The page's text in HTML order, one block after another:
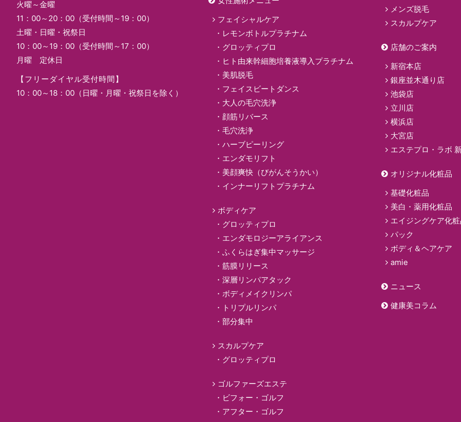
火曜～金曜
11：00～20：00（受付時間～19：00）
土曜・日曜・祝祭日
10：00～19：00（受付時間～17：00）
月曜 定休日
【フリーダイヤル受付時間】
10：00～18：00（日曜・月曜・祝祭日を除く）
フェイシャルケア
レモンボトルプラチナム
グロッティプロ
ヒト由来幹細胞培養液導入プラチナム
美肌脱毛
フェイスビートダンス
大人の毛穴洗浄
顔筋リバース
毛穴洗浄
ハーブピーリング
エンダモリフト
美顔爽快（びがんそうかい）
インナーリフトプラチナム
ボディケア
グロッティプロ
エンダモロジーアライアンス
ふくらはぎ集中マッサージ
筋膜リリース
深層リンパアタック
ボディメイクリンパ
トリプルリンパ
部分集中
スカルプケア
グロッティプロ
ゴルファーズエステ
ビフォー・ゴルフ
アフター・ゴルフ
メンズ脱毛
スカルプケア
店舗のご案内
新宿本店
銀座並木通り店
池袋店
立川店
横浜店
大宮店
エステプロ・ラボ
オリジナル化粧品
基礎化粧品
美白・薬用化粧品
エイジングケア化
パック
ボディ＆ヘアケア
amie
ニュース
健康美コラム